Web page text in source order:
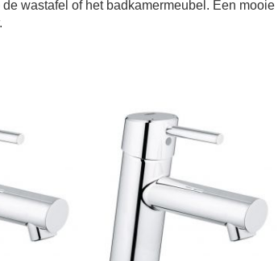
wastafel of het badkamermeubel. Een